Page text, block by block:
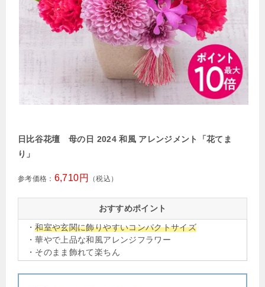
日比谷花壇 母の日 2024 和風 アレンジメント「花てま
り」
参考価格： 6,710円 （税込）
おすすめポイント
・和室や玄関に飾りやすいコンパクトサイズ
・華やで上品な和風アレンジフラワー
・そのまま飾れて楽ちん